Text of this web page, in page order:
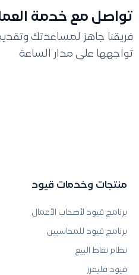
تواصل مع خدمة
فريقنا جاهز لمساعدتك
تواجهها على مدار الساعة
منتجات وخدمات قيود
برنامج قيود لأصحاب الأعمال
برنامج قيود للمحاسبين
نظام نقاط البيع
قيود فليفرز